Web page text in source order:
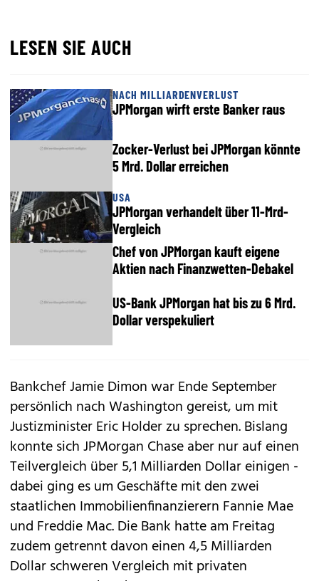
LESEN SIE AUCH
NACH MILLIARDENVERLUST
JPMorgan wirft erste Banker raus
Zocker-Verlust bei JPMorgan könnte
5 Mrd. Dollar erreichen
USA
JPMorgan verhandelt über 11-Mrd-
Vergleich
Chef von JPMorgan kauft eigene
Aktien nach Finanzwetten-Debakel
US-Bank JPMorgan hat bis zu 6 Mrd.
Dollar verspekuliert
Bankchef Jamie Dimon war Ende September
persönlich nach Washington gereist, um mit
Justizminister Eric Holder zu sprechen. Bislang
konnte sich JPMorgan Chase aber nur auf einen
Teilvergleich über 5,1 Milliarden Dollar einigen -
dabei ging es um Geschäfte mit den zwei
staatlichen Immobilienfinanzierern Fannie Mae
und Freddie Mac. Die Bank hatte am Freitag
zudem getrennt davon einen 4,5 Milliarden
Dollar schweren Vergleich mit privaten